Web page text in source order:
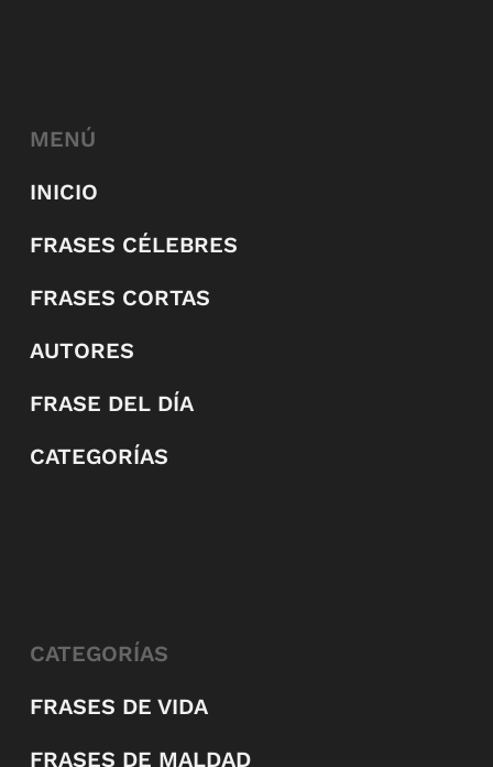
MENÚ
INICIO
FRASES CÉLEBRES
FRASES CORTAS
AUTORES
FRASE DEL DÍA
CATEGORÍAS
CATEGORÍAS
FRASES DE VIDA
FRASES DE MALDAD